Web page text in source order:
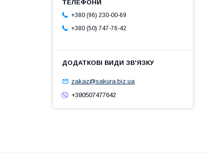
+380 (96) 230-00-69
+380 (50) 747-76-42
zakaz@sakura.biz.ua
+380507477642